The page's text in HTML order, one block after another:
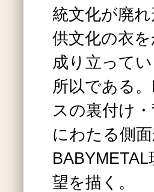
統文化が廃
供文化の衣
成り立って
所以である
スの裏付け
にわたる側
望を描く。